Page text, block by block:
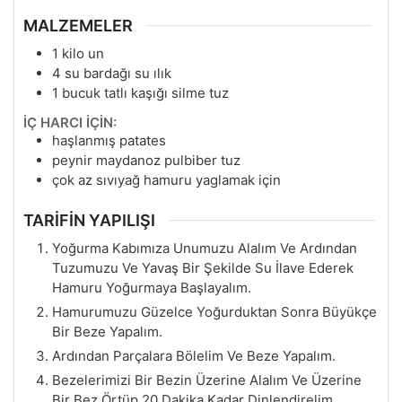
MALZEMELER
1 kilo un
4 su bardağı su ılık
1 bucuk tatlı kaşığı silme tuz
İÇ HARCI İÇİN:
haşlanmış patates
peynir maydanoz pulbiber tuz
çok az sıvıyağ hamuru yaglamak için
TARİFİN YAPILIŞI
Yoğurma Kabımıza Unumuzu Alalım Ve Ardından
Tuzumuzu Ve Yavaş Bir Şekilde Su İlave Ederek
Hamuru Yoğurmaya Başlayalım.
Hamurumuzu Güzelce Yoğurduktan Sonra Büyükçe
Bir Beze Yapalım.
Ardından Parçalara Bölelim Ve Beze Yapalım.
Bezelerimizi Bir Bezin Üzerine Alalım Ve Üzerine